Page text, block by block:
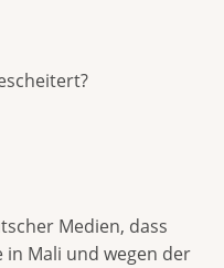
Medien, dass
in Mali und wegen der